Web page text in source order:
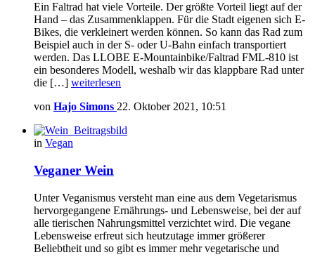
Ein Faltrad hat viele Vorteile. Der größte Vorteil liegt auf der
Hand – das Zusammenklappen. Für die Stadt eigenen sich E-
Bikes, die verkleinert werden können. So kann das Rad zum
Beispiel auch in der S- oder U-Bahn einfach transportiert
werden. Das LLOBE E-Mountainbike/Faltrad FML-810 ist
ein besonderes Modell, weshalb wir das klappbare Rad unter
die […] weiterlesen
von Hajo Simons 22. Oktober 2021, 10:51
in Vegan
Veganer Wein
Unter Veganismus versteht man eine aus dem Vegetarismus
hervorgegangene Ernährungs- und Lebensweise, bei der auf
alle tierischen Nahrungsmittel verzichtet wird. Die vegane
Lebensweise erfreut sich heutzutage immer größerer
Beliebtheit und so gibt es immer mehr vegetarische und